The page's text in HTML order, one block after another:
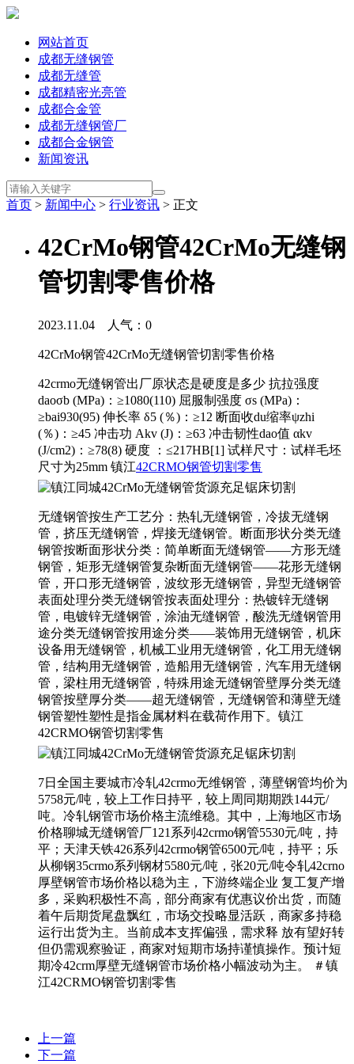
网站首页
成都无缝钢管
成都无缝管
成都精密光亮管
成都合金管
成都无缝钢管厂
成都合金钢管
新闻资讯
首页 > 新闻中心 > 行业资讯 > 正文
42CrMo钢管42CrMo无缝钢
管切割零售价格
2023.11.04 人气： 0
42CrMo钢管42CrMo无缝钢管切割零售价格
42crmo无缝钢管出厂原状态是硬度是多少 抗拉强度
daoσb (MPa)：≥1080(110) 屈服制强度 σs (MPa)：
≥bai930(95) 伸长率 δ5 (％)：≥12 断面收du缩率ψzhi
(％)：≥45 冲击功 Akv (J)：≥63 冲击韧性dao值 αkv
(J/cm2)：≥78(8) 硬度 ：≤217HB[1] 试样尺寸：试样毛坯
尺寸为25mm 镇江42CRMO钢管切割零售
无缝钢管按生产工艺分：热轧无缝钢管，冷拔无缝钢
管，挤压无缝钢管，焊接无缝钢管。断面形状分类无缝
钢管按断面形状分类：简单断面无缝钢管——方形无缝
钢管，矩形无缝钢管复杂断面无缝钢管——花形无缝钢
管，开口形无缝钢管，波纹形无缝钢管，异型无缝钢管
表面处理分类无缝钢管按表面处理分：热镀锌无缝钢
管，电镀锌无缝钢管，涂油无缝钢管，酸洗无缝钢管用
途分类无缝钢管按用途分类——装饰用无缝钢管，机床
设备用无缝钢管，机械工业用无缝钢管，化工用无缝钢
管，结构用无缝钢管，造船用无缝钢管，汽车用无缝钢
管，梁柱用无缝钢管，特殊用途无缝钢管壁厚分类无缝
钢管按壁厚分类——超无缝钢管，无缝钢管和薄壁无缝
钢管塑性塑性是指金属材料在载荷作用下。镇江
42CRMO钢管切割零售
7日全国主要城市冷轧42crmo无维钢管，薄壁钢管均价为
5758元/吨，较上工作日持平，较上周同期期跌144元/
吨。冷轧钢管市场价格主流维稳。其中，上海地区市场
价格聊城无缝钢管厂121系列42crmo钢管5530元/吨，持
平；天津天铁426系列42crmo钢管6500元/吨，持平；乐
从柳钢35crmo系列钢材5580元/吨，张20元/吨令轧42crno
厚壁钢管市场价格以稳为主，下游终端企业 复工复产增
多，采购积极性不高，部分商家有优惠议价出货，而随
着午后期货尾盘飘红，市场交投略显活跃，商家多持稳
运行出货为主。当前成本支挥偏强，需求释 放有望好转
但仍需观察验证，商家对短期市场持谨慎操作。预计短
期冷42crm厚壁无缝钢管市场价格小幅波动为主。 ＃镇
江42CRMO钢管切割零售
上一篇
下一篇